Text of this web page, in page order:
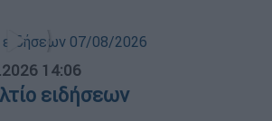
14:06
ειδήσεων